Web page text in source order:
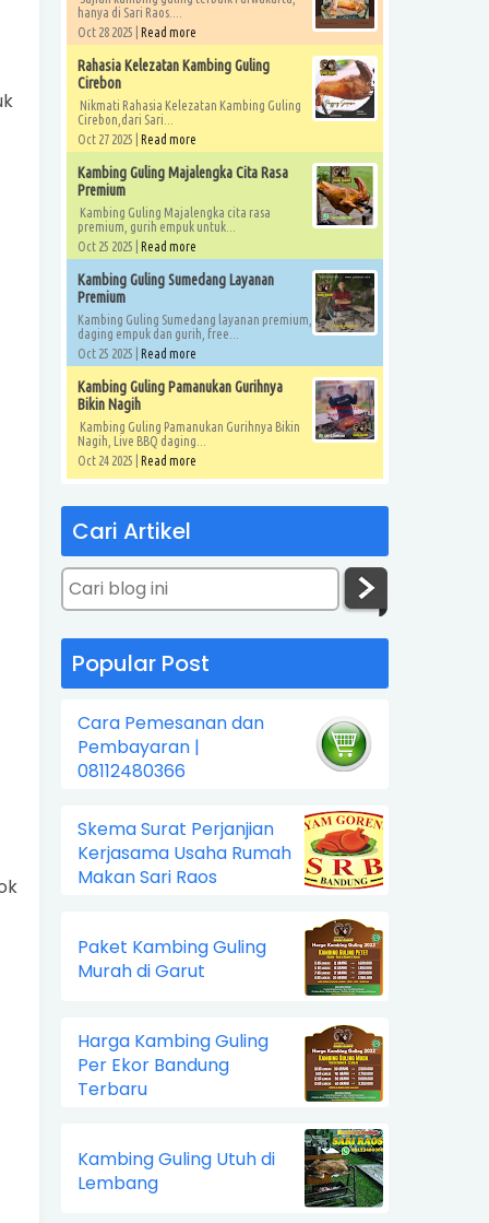
hanya di Sari Raos....
Oct 28 2025 | Read more
Rahasia Kelezatan Kambing Guling
Cirebon
Nikmati Rahasia Kelezatan Kambing Guling
Cirebon,dari Sari...
Oct 27 2025 | Read more
Kambing Guling Majalengka Cita Rasa
Premium
Kambing Guling Majalengka cita rasa
premium, gurih empuk untuk...
Oct 25 2025 | Read more
Kambing Guling Sumedang Layanan
Premium
Kambing Guling Sumedang layanan premium,
daging empuk dan gurih, free...
Oct 25 2025 | Read more
Kambing Guling Pamanukan Gurihnya
Bikin Nagih
Kambing Guling Pamanukan Gurihnya Bikin
Nagih, Live BBQ daging...
Oct 24 2025 | Read more
Cari Artikel
Popular Post
Cara Pemesanan dan
Pembayaran |
08112480366
Skema Surat Perjanjian
Kerjasama Usaha Rumah
Makan Sari Raos
Paket Kambing Guling
Murah di Garut
Harga Kambing Guling
Per Ekor Bandung
Terbaru
Kambing Guling Utuh di
Lembang